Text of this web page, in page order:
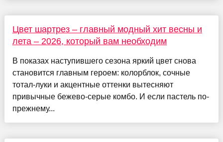
Цвет шартрез – главный модный хит весны и
лета – 2026, который вам необходим
В показах наступившего сезона яркий цвет снова
становится главным героем: колорблок, сочные
тотал-луки и акцентные оттенки вытесняют
привычные бежево-серые комбо. И если пастель по-
прежнему...